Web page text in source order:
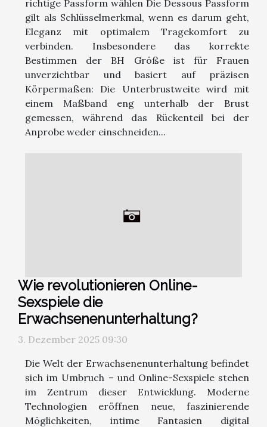
richtige Passform wählen Die Dessous Passform
gilt als Schlüsselmerkmal, wenn es darum geht,
Eleganz mit optimalem Tragekomfort zu
verbinden. Insbesondere das korrekte
Bestimmen der BH Größe ist für Frauen
unverzichtbar und basiert auf präzisen
Körpermaßen: Die Unterbrustweite wird mit
einem Maßband eng unterhalb der Brust
gemessen, während das Rückenteil bei der
Anprobe weder einschneiden...
Wie revolutionieren Online-
Sexspiele die
Erwachsenenunterhaltung?
3. Dezember 2025 09:30
Die Welt der Erwachsenenunterhaltung befindet
sich im Umbruch – und Online-Sexspiele stehen
im Zentrum dieser Entwicklung. Moderne
Technologien eröffnen neue, faszinierende
Möglichkeiten, intime Fantasien digital